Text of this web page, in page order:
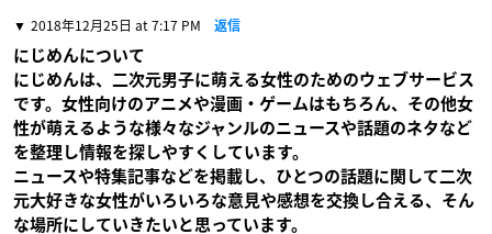
2018年12月25日 at 7:17 PM 返信
にじめんについて
にじめんは、二次元男子に萌える女性のためのウェブサービス
です。女性向けのアニメや漫画・ゲームはもちろん、その他女
性が萌えるような様々なジャンルのニュースや話題のネタなど
を整理し情報を探しやすくしています。
ニュースや特集記事などを掲載し、ひとつの話題に関して二次
元大好きな女性がいろいろな意見や感想を交換し合える、そん
な場所にしていきたいと思っています。